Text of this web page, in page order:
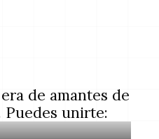
de amantes de
Puedes unirte: